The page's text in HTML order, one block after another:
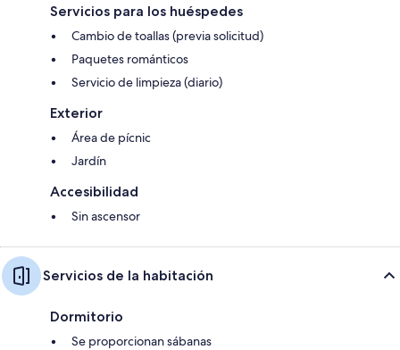
Servicios para los huéspedes
Cambio de toallas (previa solicitud)
Paquetes románticos
Servicio de limpieza (diario)
Exterior
Área de pícnic
Jardín
Accesibilidad
Sin ascensor
Servicios de la habitación
Dormitorio
Se proporcionan sábanas